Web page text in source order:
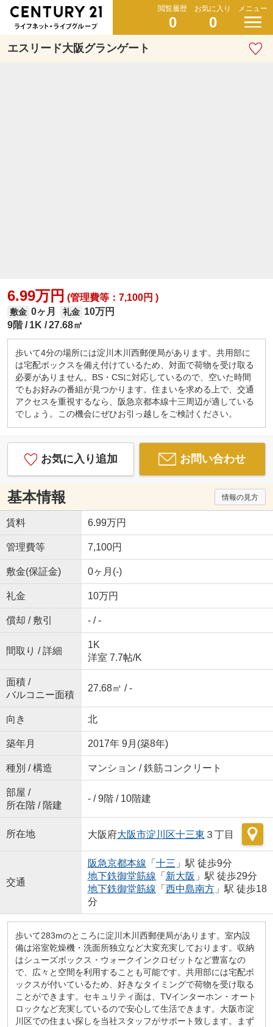
閲覧履歴
0
お気に入り
0
メニュー
エスリード大阪グランゲート
6.99万円 (管理費等：7,100円 )
敷金 0ヶ月 礼金 10万円
9階
1K 27.68㎡
歩いて4分の場所には淀川木川西郵便局があります。共用部に
は宅配ボックスを備え付けているため、対面で荷物を受け取る
必要がありません。BS・CSに対応しているので、空いた時間
でもお好みの番組が見つかります。住まいを求める上で、交通
アクセスを重視するなら、阪急京都本線十三周辺が適している
でしょう。この機会にぜひお引っ越しをご検討ください。
お気に入り追加 お問い合わせ
基本情報 情報の見方
賃料 6.99万円
管理費等 7,100円
敷金(保証金) 0ヶ月(-)
礼金 10万円
償却 / 敷引 - / -
間取り / 詳細
1K
洋室 7.7帖/K
面積 /
バルコニー面積
27.68㎡ / -
向き 北
築年月 2017年 9月(築8年)
種別 / 構造 マンション / 鉄筋コンクリート
部屋 /
所在階 / 階建
- / 9階 / 10階建
所在地 大阪府大阪市淀川区十三東 ３丁目
交通
阪急京都本線 「 十三 」駅 徒歩9分
地下鉄御堂筋線 「 新大阪 」駅 徒歩29分
地下鉄御堂筋線 「 西中島南方」駅 徒歩18
分
歩いて283mのところに淀川木川西郵便局があります。室内設
備は浴室乾燥機・洗面所独立など大変充実しております。収納
はシューズボックス・ウォークインクロゼットなど豊富なの
で、広々と空間を利用することも可能です。共用部には宅配ボ
ックスが付いているため、好きなタイミングで荷物を受け取る
ことができます。セキュリティ面は、TVインターホン・オート
ロックなど充実しているので安心して生活できます。大阪市淀
川区での住まい探しを当社スタッフがサポート致します。まず